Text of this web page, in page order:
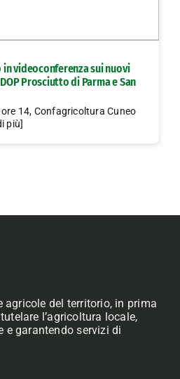
videoconferenza sui nuovi
Prosciutto di Parma e San
14, Confagricoltura Cuneo
più]
agricole del territorio, in prima
l’agricoltura locale,
e garantendo servizi di